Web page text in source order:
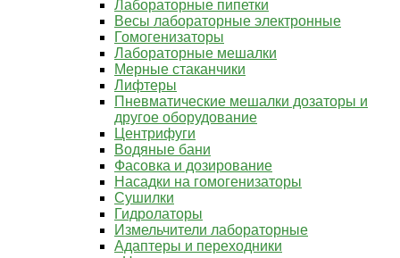
Лабораторные пипетки
Весы лабораторные электронные
Гомогенизаторы
Лабораторные мешалки
Мерные стаканчики
Лифтеры
Пневматические мешалки дозаторы и
другое оборудование
Центрифуги
Водяные бани
Фасовка и дозирование
Насадки на гомогенизаторы
Сушилки
Гидролаторы
Измельчители лабораторные
Адаптеры и переходники